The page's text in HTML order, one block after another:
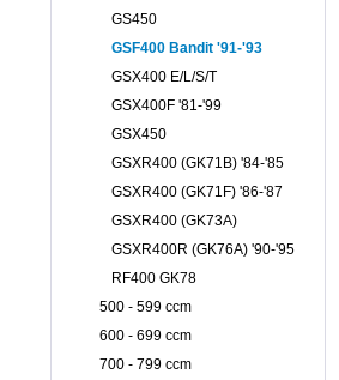
GS450
GSF400 Bandit '91-'93
GSX400 E/L/S/T
GSX400F '81-'99
GSX450
GSXR400 (GK71B) '84-'85
GSXR400 (GK71F) '86-'87
GSXR400 (GK73A)
GSXR400R (GK76A) '90-'95
RF400 GK78
500 - 599 ccm
600 - 699 ccm
700 - 799 ccm